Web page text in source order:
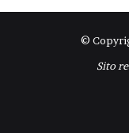
©
Sito